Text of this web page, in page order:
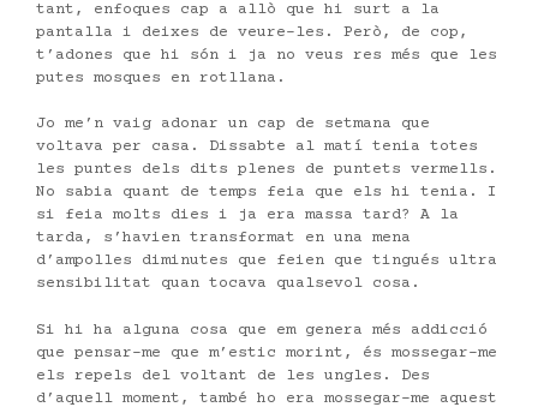
tant, enfoques cap a allò que hi surt a la
pantalla i deixes de veure-les. Però, de cop,
t’adones que hi són i ja no veus res més que les
putes mosques en rotllana.
Jo me’n vaig adonar un cap de setmana que
voltava per casa. Dissabte al matí tenia totes
les puntes dels dits plenes de puntets vermells.
No sabia quant de temps feia que els hi tenia. I
si feia molts dies i ja era massa tard? A la
tarda, s’havien transformat en una mena
d’ampolles diminutes que feien que tingués ultra
sensibilitat quan tocava qualsevol cosa.
Si hi ha alguna cosa que em genera més addicció
que pensar-me que m’estic morint, és mossegar-me
els repels del voltant de les ungles. Des
d’aquell moment, també ho era mossegar-me aquest